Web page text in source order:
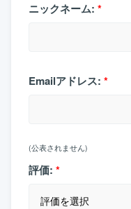
ニックネーム: *
Emailアドレス: *
(公表されません)
評価: *